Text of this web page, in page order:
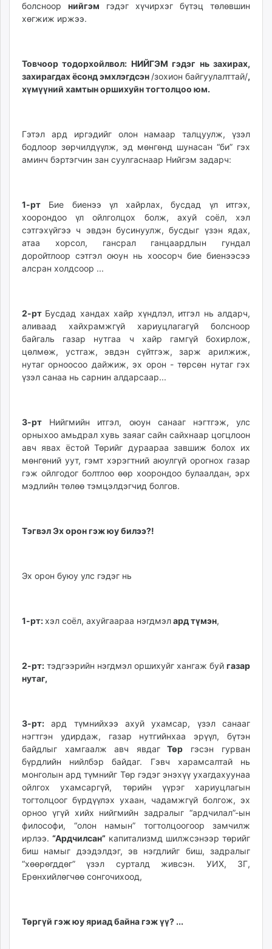
болсноор нийгэм гэдэг хүчирхэг бүтэц төлөвшин
хөгжиж иржээ.
Товчоор тодорхойлвол: НИЙГЭМ гэдэг нь захирах,
захирагдах ёсонд эмхлэгдсэн/зохион байгуулалттай/,
хүмүүний хамтын оршихуйн тогтолцоо юм.
Гэтэл ард иргэдийг олон намаар талцуулж, үзэл
бодлоор зөрчилдүүлж, эд мөнгөнд шунасан “би” гэх
аминч бэртэгчин зан суулгаснаар Нийгэм задарч:
1-рт Бие биенээ үл хайрлах, бусдад үл итгэх,
хоорондоо үл ойлголцох болж, ахуй соёл, хэл
сэтгэхүйгээ ч эвдэн бусинуулж, бусдыг үзэн ядах,
атаа хорсол, гансрал ганцаардлын гундал
доройтлоор сэтгэл оюун нь хоосорч бие биенээсээ
алсран холдсоор ...
2-рт Бусдад хандах хайр хүндлэл, итгэл нь алдарч,
аливаад хайхрамжгүй хариуцлагагүй болсноор
байгаль газар нутгаа ч хайр гамгүй бохирлож,
цөлмөж, устгаж, эвдэн сүйтгэж, зарж арилжиж,
нутаг орноосоо дайжиж, эх орон - төрсөн нутаг гэх
үзэл санаа нь сарнин алдарсаар...
3-рт Нийгмийн итгэл, оюун санааг нэгтгэж, улс
орныхоо амьдрал хувь заяаг сайн сайхнаар цогцлоон
авч явах ёстой Төрийг дураараа завшиж болох их
мөнгөний уут, гэмт хэрэгтний аюулгүй орогнох газар
гэж ойлгодог болтлоо өөр хоорондоо булаалдан, эрх
мэдлийн төлөө тэмцэлдэгчид болгов.
Тэгвэл Эх орон гэж юу билээ?!
Эх орон буюу улс гэдэг нь
1-рт:хэл соёл, ахуйгаараа нэгдмэлард түмэн,
2-рт: тэдгээрийн нэгдмэл оршихуйг хангаж буй газар
нутаг,
3-рт: ард түмнийхээ ахуй ухамсар, үзэл санааг
нэгтгэн удирдаж, газар нутгийнхаа эрүүл, бүтэн
байдлыг хамгаалж авч явдаг Төр гэсэн гурван
бүрдлийн нийлбэр байдаг. Гэвч харамсалтай нь
монголын ард түмнийг Төр гэдэг энэхүү ухагдахуунаа
ойлгох ухамсаргүй, төрийн үүрэг хариуцлагын
тогтолцоог бүрдүүлэх ухаан, чадамжгүй болгож, эх
орноо үгүй хийх нийгмийн задралыг “ардчилал”-ын
философи, “олон намын” тогтолцоогоор замчилж
ирлээ. “Ардчилсан” капитализмд шилжсэнээр төрийг
биш намыг дээдэлдэг, эв нэгдлийг биш, задралыг
“хөөрөгддөг” үзэл сурталд живсэн. УИХ, ЗГ,
Ерөнхийлөгчөө сонгочихоод,
Төргүй гэж юу яриад байна гэж үү? ...